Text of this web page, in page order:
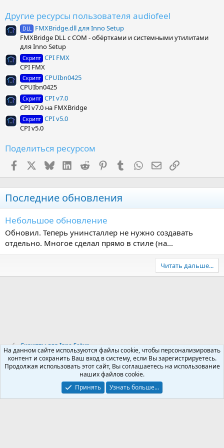
ё
з
д
Другие ресурсы пользователя audiofeel
DLL FMXBridge.dll для Inno Setup
FMXBridge DLL с COM - обёртками и системными утилитами
для Inno Setup
Скрипт CPI FMX
CPI FMX
Скрипт CPUIbn0425
CPUIbn0425
Скрипт CPI v7.0
CPI v7.0 на FMXBridge
Скрипт CPI v5.0
CPI v5.0
Поделиться ресурсом
FacebookX (Twitter)
BlueskyLinkedInReddit PinterestTumblr WhatsApp
Электронная
Ссылка
Последние обновления
Небольшое обновление
Обновил. Теперь унинсталлер не нужно создавать
отдельно. Многое сделал прямо в стиле (на...
Читать дальше...
Скрипты для Inno Setup
Russian (RU)
Условия и правила
Политика конфиденциальности
Помощь
На данном сайте используются файлы cookie, чтобы персонализировать
контент и сохранить Ваш вход в систему, если Вы зарегистрируетесь.
Продолжая использовать этот сайт, Вы соглашаетесь на использование
наших файлов cookie.
Принять
Узнать больше...